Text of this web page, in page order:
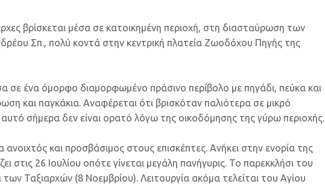
βρίσκεται μέσα σε κατοικημένη περιοχή, στη διασταύρωση των
Σπ., πολύ κοντά στην κεντρική πλατεία Ζωοδόχου Πηγής της
σε ένα όμορφο διαμορφωμένο πράσινο περίβολο με πηγάδι, πεύκα και
και παγκάκια. Αναφέρεται ότι βρισκόταν παλιότερα σε μικρό
σήμερα δεν είναι ορατό λόγω της οικοδόμησης της γύρω περιοχής.
και προσβάσιμος στους επισκέπτες. Ανήκει στην ενορία της
στις 26 Ιουλίου οπότε γίνεται μεγάλη πανήγυρις. Το παρεκκλήσι του
Ταξιαρχών (8 Νοεμβρίου). Λειτουργία ακόμα τελείται του Αγίου